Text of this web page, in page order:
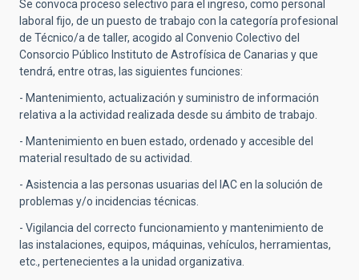
Se convoca proceso selectivo para el ingreso, como personal
laboral fijo, de un puesto de trabajo con la categoría profesional
de Técnico/a de taller, acogido al Convenio Colectivo del
Consorcio Público Instituto de Astrofísica de Canarias y que
tendrá, entre otras, las siguientes funciones:
- Mantenimiento, actualización y suministro de información
relativa a la actividad realizada desde su ámbito de trabajo.
- Mantenimiento en buen estado, ordenado y accesible del
material resultado de su actividad.
- Asistencia a las personas usuarias del IAC en la solución de
problemas y/o incidencias técnicas.
- Vigilancia del correcto funcionamiento y mantenimiento de
las instalaciones, equipos, máquinas, vehículos, herramientas,
etc., pertenecientes a la unidad organizativa.